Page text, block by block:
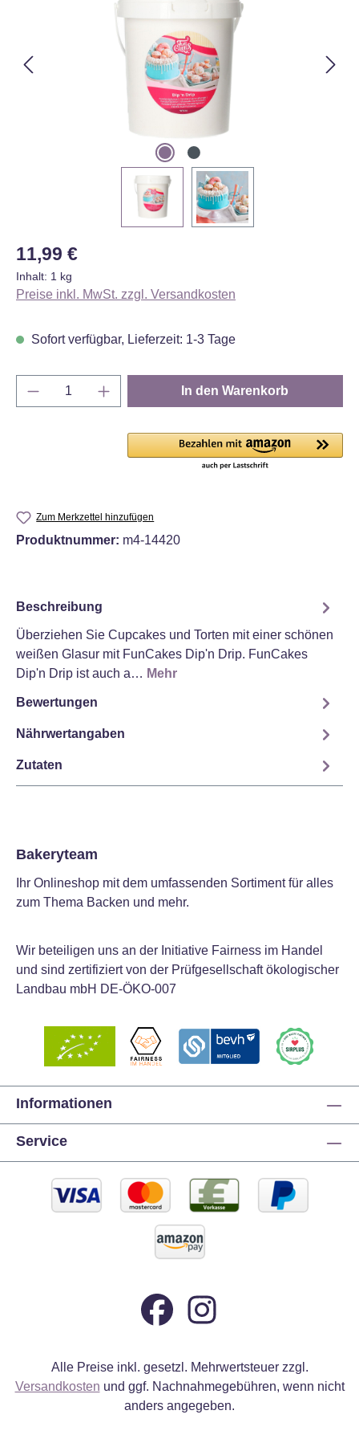
Regulärer Preis:
11,99 €
Inhalt: 1 kg
Preise inkl. MwSt. zzgl. Versandkosten
Sofort verfügbar, Lieferzeit: 1-3 Tage
Produkt Anzahl: Gib den gewünschten
In den Warenkorb
Zum Merkzettel hinzufügen
Produktnummer: m4-14420
Beschreibung
Überziehen Sie Cupcakes und Torten mit einer schönen
weißen Glasur mit FunCakes Dip'n Drip. FunCakes
Dip'n Drip ist auch a… Mehr
Bewertungen
Nährwertangaben
Zutaten
Bakeryteam
Ihr Onlineshop mit dem umfassenden Sortiment für alles
zum Thema Backen und mehr.
Wir beteiligen uns an der Initiative Fairness im Handel
und sind zertifiziert von der Prüfgesellschaft ökologischer
Landbau mbH DE-ÖKO-007
Informationen
Service
Alle Preise inkl. gesetzl. Mehrwertsteuer zzgl.
Versandkosten und ggf. Nachnahmegebühren, wenn nicht
anders angegeben.